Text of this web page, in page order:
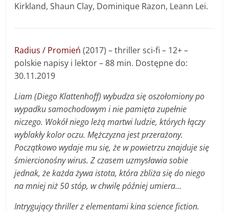
Kirkland, Shaun Clay, Dominique Razon, Leann Lei.
Radius / Promień (2017) – thriller sci-fi – 12+ –
polskie napisy i lektor – 88 min. Dostępne do:
30.11.2019
Liam (Diego Klattenhoff) wybudza się oszołomiony po
wypadku samochodowym i nie pamięta zupełnie
niczego. Wokół niego leżą martwi ludzie, których łączy
wyblakły kolor oczu. Mężczyzna jest przerażony.
Początkowo wydaje mu się, że w powietrzu znajduje się
śmiercionośny wirus. Z czasem uzmysławia sobie
jednak, że każda żywa istota, która zbliża się do niego
na mniej niż 50 stóp, w chwilę później umiera…
Intrygujący thriller z elementami kina science fiction.